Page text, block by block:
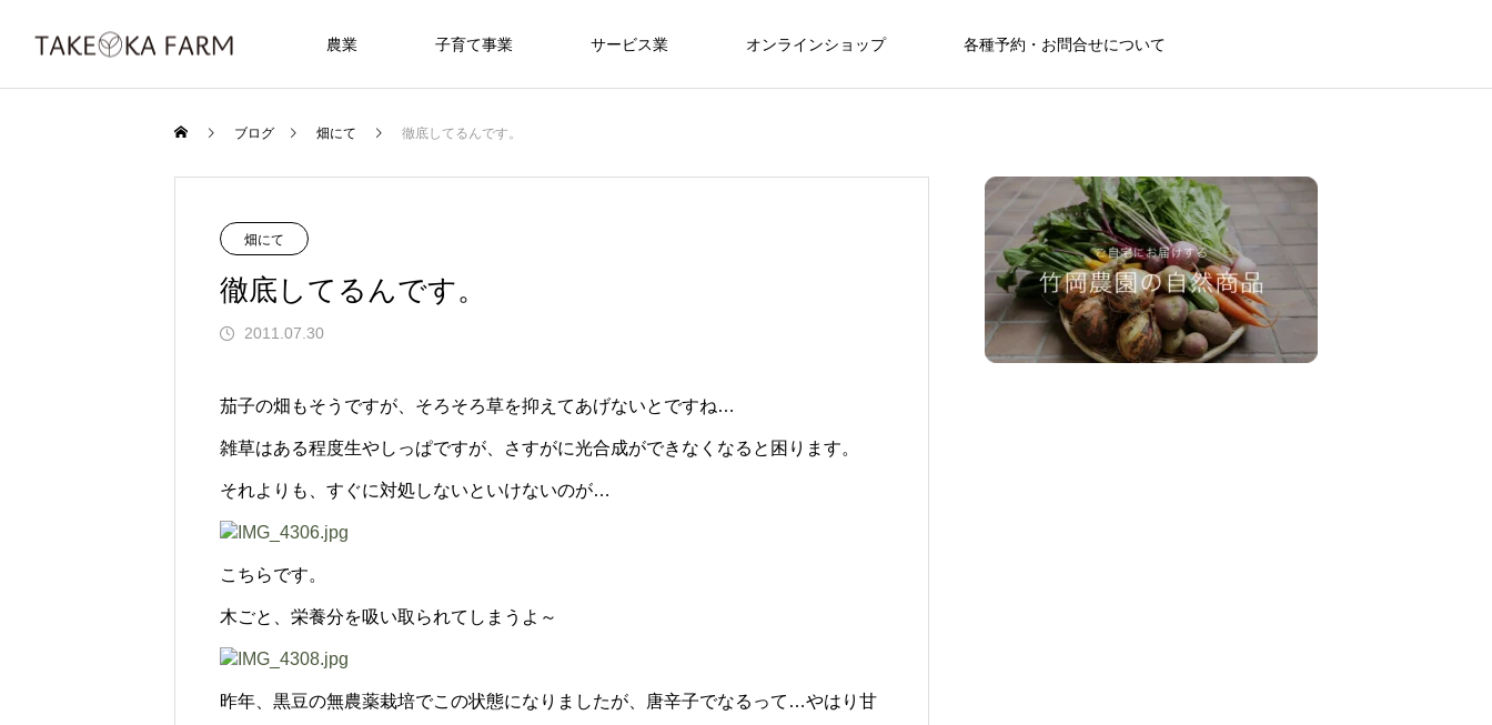
農業 子育て事業 サービス業 オンラインショップ 各種予約・お問合せについて
ブログ 畑にて 徹底してるんです。
畑にて
徹底してるんです。
2011.07.30
茄子の畑もそうですが、そろそろ草を抑えてあげないとですね…
雑草はある程度生やしっぱですが、さすがに光合成ができなくなると困ります。
それよりも、すぐに対処しないといけないのが…
こちらです。
木ごと、栄養分を吸い取られてしまうよ～
昨年、黒豆の無農薬栽培でこの状態になりましたが、唐辛子でなるって…やはり甘